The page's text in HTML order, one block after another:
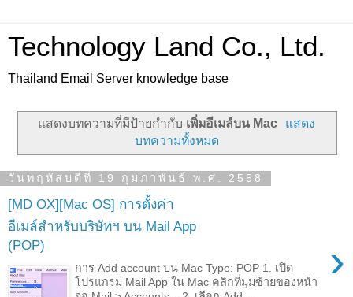
Technology Land Co., Ltd.
Thailand Email Server knowledge base
แสดงบทความที่มีป้ายกำกับ เพิ่มอีเมล์บน Mac
แสดง
บทความทั้งหมด
วันพฤหัสบดีที่ 19 กุมภาพันธ์ พ.ศ. 2558
[MD OX][Mac OS] การตั้งค่า
อีเมล์สำหรับบริษัทฯ บน Mail App
(POP)
›
การ Add account บน Mac Type: POP 1. เปิด
โปรแกรม Mail App ใน Mac คลิกที่มุมซ้ายของหน้า